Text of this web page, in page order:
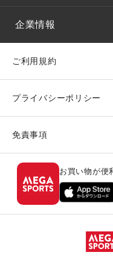
企業情報
ご利用規約
プライバシーポリシー
免責事項
お買い物が便